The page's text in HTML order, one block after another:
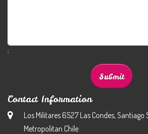
;
Contact Information
Los Militares 6527 Las Condes, Santiago
Metropolitan Chile